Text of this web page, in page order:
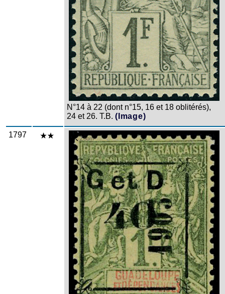
N°14 à 22 (dont n°15, 16 et 18 oblitérés),
24 et 26. T.B. (Image)
1797 Zoom